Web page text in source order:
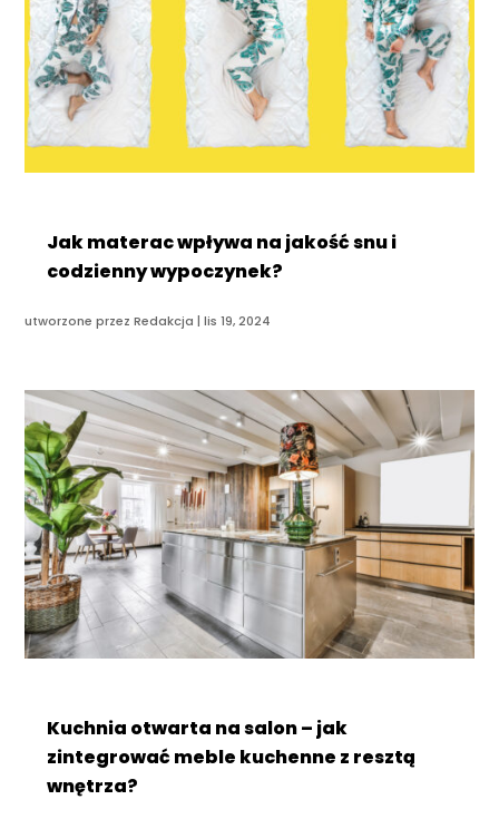
Jak materac wpływa na jakość snu i
codzienny wypoczynek?
utworzone przezRedakcja |lis 19, 2024
Kuchnia otwarta na salon – jak
zintegrować meble kuchenne z resztą
wnętrza?